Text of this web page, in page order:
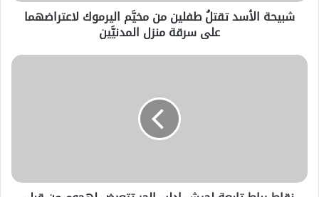
شبيحة الأسد تقتلُ طفلين من مخيَّم اليرموك لاعتراضهما
على سرقة منزل المدنيَّين